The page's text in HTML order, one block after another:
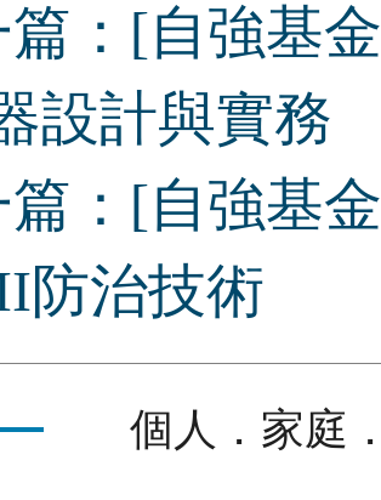
篇：[自強基
設計與實務
：[自強基
防治技術
個人．家庭